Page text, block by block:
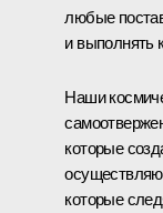
любые
и выполнять
Наши
которые
которые